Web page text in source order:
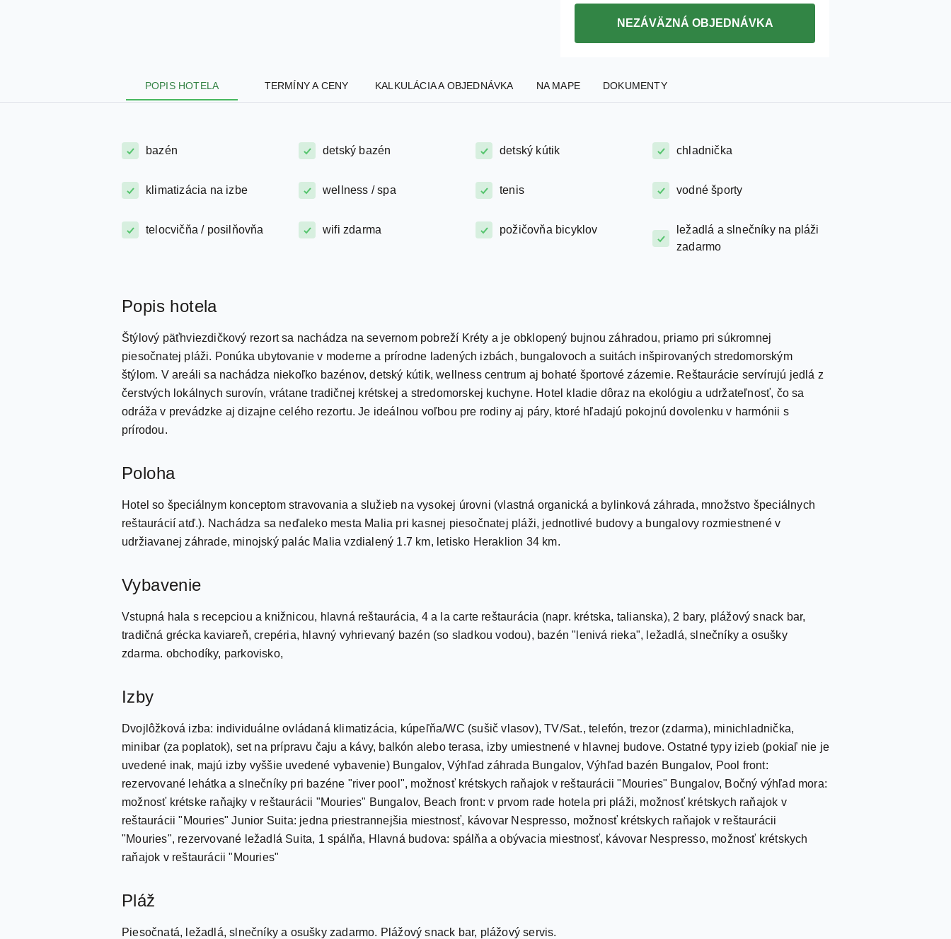
NEZÁVÄZNÁ OBJEDNÁVKA
POPIS HOTELA TERMÍNY A CENY KALKULÁCIA A OBJEDNÁVKA NA MAPE DOKUMENTY
bazén detský bazén detský kútik chladnička
klimatizácia na izbe wellness / spa tenis vodné športy
telocvičňa / posilňovňa wifi zdarma požičovňa bicyklov
ležadlá a slnečníky na pláži
zadarmo
Popis hotela
Štýlový päťhviezdičkový rezort sa nachádza na severnom pobreží Kréty a je obklopený bujnou záhradou, priamo pri súkromnej
piesočnatej pláži. Ponúka ubytovanie v moderne a prírodne ladených izbách, bungalovoch a suitách inšpirovaných stredomorským
štýlom. V areáli sa nachádza niekoľko bazénov, detský kútik, wellness centrum aj bohaté športové zázemie. Reštaurácie servírujú jedlá z
čerstvých lokálnych surovín, vrátane tradičnej krétskej a stredomorskej kuchyne. Hotel kladie dôraz na ekológiu a udržateľnosť, čo sa
odráža v prevádzke aj dizajne celého rezortu. Je ideálnou voľbou pre rodiny aj páry, ktoré hľadajú pokojnú dovolenku v harmónii s
prírodou.
Poloha
Hotel so špeciálnym konceptom stravovania a služieb na vysokej úrovni (vlastná organická a bylinková záhrada, množstvo špeciálnych
reštaurácií atď.). Nachádza sa neďaleko mesta Malia pri kasnej piesočnatej pláži, jednotlivé budovy a bungalovy rozmiestnené v
udržiavanej záhrade, minojský palác Malia vzdialený 1.7 km, letisko Heraklion 34 km.
Vybavenie
Vstupná hala s recepciou a knižnicou, hlavná reštaurácia, 4 a la carte reštaurácia (napr. krétska, talianska), 2 bary, plážový snack bar,
tradičná grécka kaviareň, crepéria, hlavný vyhrievaný bazén (so sladkou vodou), bazén "lenivá rieka", ležadlá, slnečníky a osušky
zdarma. obchodíky, parkovisko,
Izby
Dvojlôžková izba: individuálne ovládaná klimatizácia, kúpeľňa/WC (sušič vlasov), TV/Sat., telefón, trezor (zdarma), minichladnička,
minibar (za poplatok), set na prípravu čaju a kávy, balkón alebo terasa, izby umiestnené v hlavnej budove. Ostatné typy izieb (pokiaľ nie je
uvedené inak, majú izby vyššie uvedené vybavenie) Bungalov, Výhľad záhrada Bungalov, Výhľad bazén Bungalov, Pool front:
rezervované lehátka a slnečníky pri bazéne "river pool", možnosť krétskych raňajok v reštaurácii "Mouries" Bungalov, Bočný výhľad mora:
možnosť krétske raňajky v reštaurácii "Mouries" Bungalov, Beach front: v prvom rade hotela pri pláži, možnosť krétskych raňajok v
reštaurácii "Mouries" Junior Suita: jedna priestrannejšia miestnosť, kávovar Nespresso, možnosť krétskych raňajok v reštaurácii
"Mouries", rezervované ležadlá Suita, 1 spálňa, Hlavná budova: spálňa a obývacia miestnosť, kávovar Nespresso, možnosť krétskych
raňajok v reštaurácii "Mouries"
Pláž
Piesočnatá, ležadlá, slnečníky a osušky zadarmo. Plážový snack bar, plážový servis.